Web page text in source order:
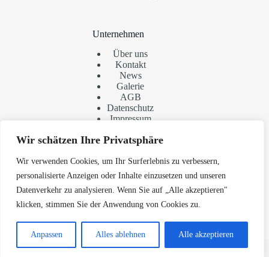
Wir schätzen Ihre Privatsphäre
Wir verwenden Cookies, um Ihr Surferlebnis zu verbessern,
personalisierte Anzeigen oder Inhalte einzusetzen und unseren
Datenverkehr zu analysieren. Wenn Sie auf „Alle akzeptieren"
klicken, stimmen Sie der Anwendung von Cookies zu.
Anpassen Alles ablehnen Alle akzeptieren
Unternehmen
Über uns
Kontakt
News
Galerie
AGB
Datenschutz
Impressum
Kontaktieren Sie uns
Klaus Stegmaier GmbH
Geschwister-Schabel-Str. 11
73433 Aalen
Phone:+49 (0) 7361 / 975244
E-Mail:
info@klaus-stegmaier.de